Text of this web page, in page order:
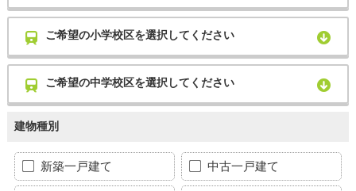
ご希望の小学校区を選択してください
ご希望の中学校区を選択してください
建物種別
新築一戸建て 中古一戸建て